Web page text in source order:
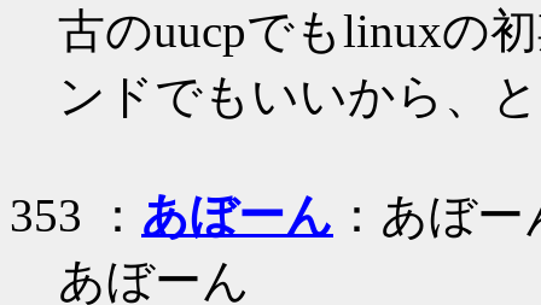
古のuucpでもlinuxの
ンドでもいいから、
353 ： あぼーん ：あぼー
あぼーん